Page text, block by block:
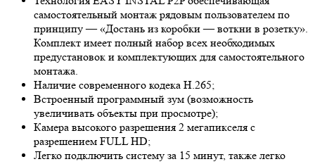
самостоятельный монтаж рядовым пользователем по
принципу — «Достань из коробки — воткни в розетку».
Комплект имеет полный набор всех необходимых
предустановок и комплектующих для самостоятельного
монтажа.
Наличие современного кодека H.265;
Встроенный программный зум (возможность
увеличивать объекты при просмотре);
Камера высокого разрешения 2 мегапикселя с
разрешением FULL HD;
Легко подключить систему за 15 минут, также легко